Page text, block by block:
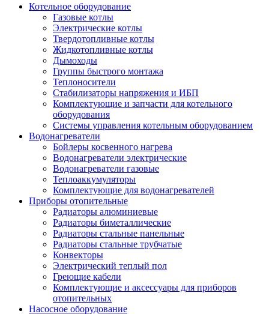
Котельное оборудование
Газовые котлы
Электрические котлы
Твердотопливные котлы
Жидкотопливные котлы
Дымоходы
Группы быстрого монтажа
Теплоносители
Стабилизаторы напряжения и ИБП
Комплектующие и запчасти для котельного
оборудования
Системы управления котельным оборудованием
Водонагреватели
Бойлеры косвенного нагрева
Водонагреватели электрические
Водонагреватели газовые
Теплоаккумуляторы
Комплектующие для водонагревателей
Приборы отопительные
Радиаторы алюминиевые
Радиаторы биметаллические
Радиаторы стальные панельные
Радиаторы стальные трубчатые
Конвекторы
Электрический теплый пол
Греющие кабели
Комплектующие и аксессуары для приборов
отопительных
Насосное оборудование